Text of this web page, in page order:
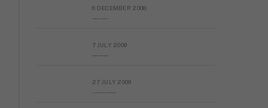
6 DECEMBER 2008
7 JULY 2009
27 JULY 2009